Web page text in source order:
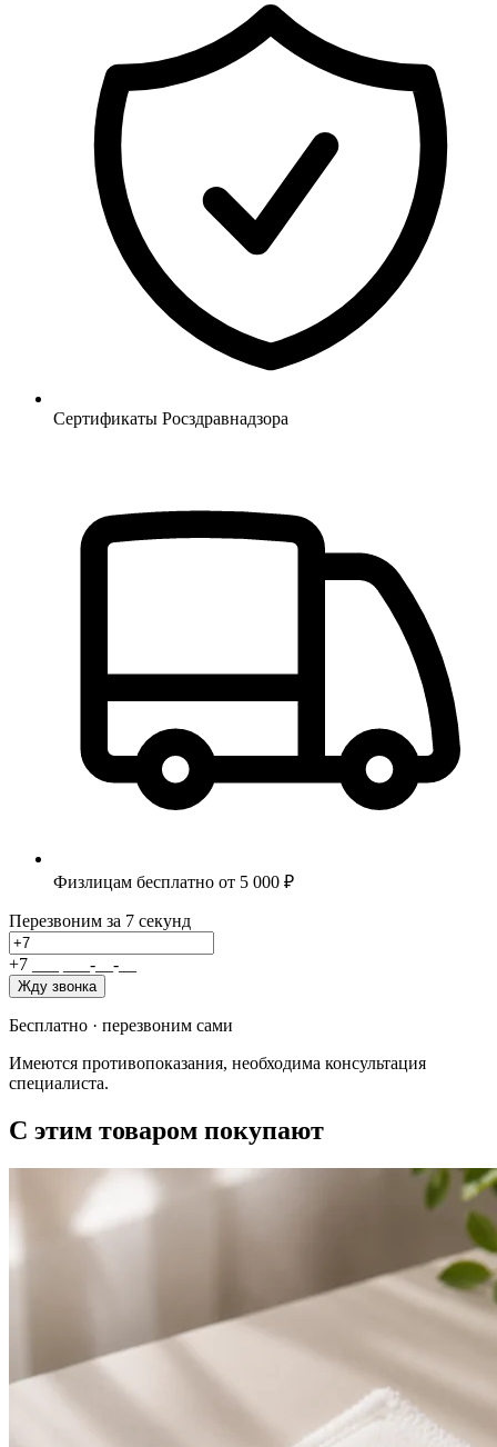
Сертификаты Росздравнадзора
Физлицам бесплатно от 5 000 ₽
Перезвоним за 7 секунд
+7 - -
Жду звонка
Бесплатно · перезвоним сами
Имеются противопоказания, необходима консультация
специалиста.
С этим товаром покупают